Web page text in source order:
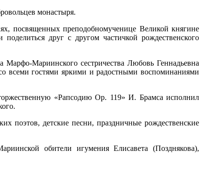
монастыря.
посвященных преподобномученице Великой княгине
друг с другом частичкой рождественского
Марфо-Мариинского сестричества Любовь Геннадьевна
всеми гостями яркими и радостными воспоминаниями
«Рапсодию Op. 119» И. Брамса исполнил
поэтов, детские песни, праздничные рождественские
обители игумения Елисавета (Позднякова),